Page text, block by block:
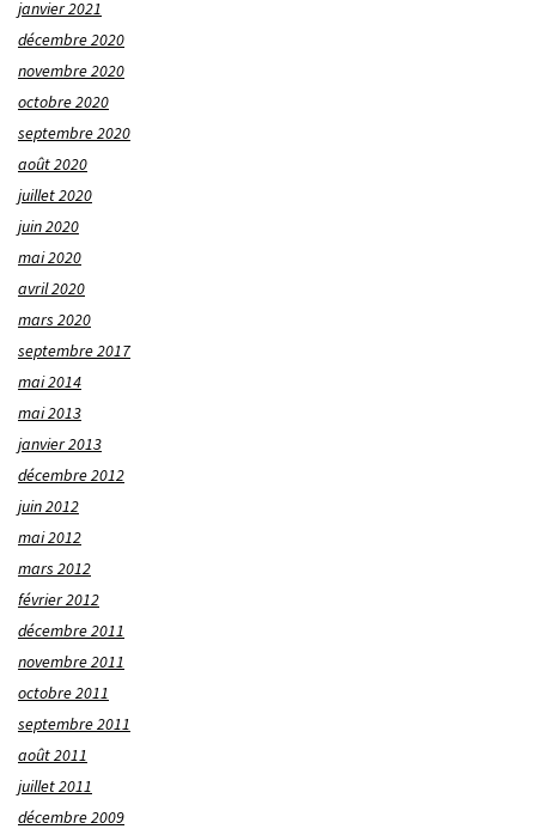
janvier 2021
décembre 2020
novembre 2020
octobre 2020
septembre 2020
août 2020
juillet 2020
juin 2020
mai 2020
avril 2020
mars 2020
septembre 2017
mai 2014
mai 2013
janvier 2013
décembre 2012
juin 2012
mai 2012
mars 2012
février 2012
décembre 2011
novembre 2011
octobre 2011
septembre 2011
août 2011
juillet 2011
décembre 2009